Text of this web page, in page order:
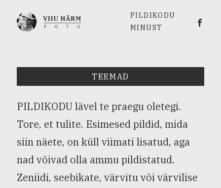
PILDIKODU
MINUST
Viiu
TEEMAD
PILDIKODU lävel te praegu oletegi.
Tore, et tulite. Esimesed pildid, mida
siin näete, on küll viimati lisatud, aga
nad võivad olla ammu pildistatud.
Zeniidi, seebikate, värvitu või värvilise